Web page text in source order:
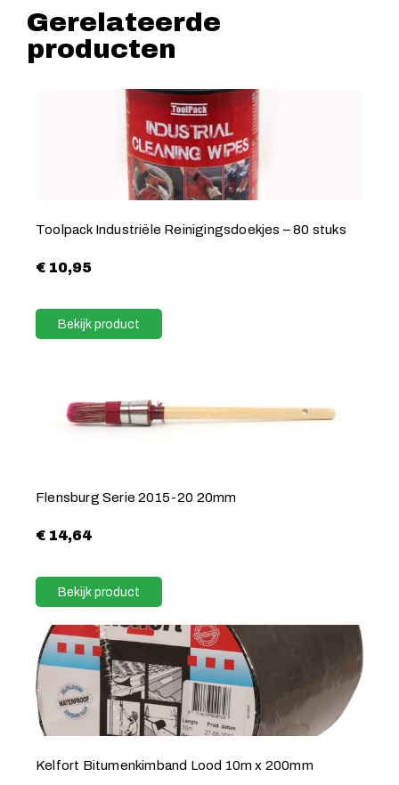
Gerelateerde
producten
Toolpack Industriële Reinigingsdoekjes – 80 stuks
€ 10,95
Bekijk product
Flensburg Serie 2015-20 20mm
€ 14,64
Bekijk product
Kelfort Bitumenkimband Lood 10m x 200mm